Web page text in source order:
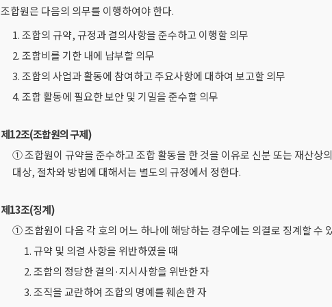
조합원은 다음의 의무를 이행하여야 한다.
1. 조합의 규약, 규정과 결의사항을 준수하고 이행할 의무
2. 조합비를 기한 내에 납부할 의무
3. 조합의 사업과 활동에 참여하고 주요사항에 대하여 보고할 의무
4. 조합 활동에 필요한 보안 및 기밀을 준수할 의무
제12조(조합원의 구제)
① 조합원이 규약을 준수하고 조합 활동을 한 것을 이유로 신분 또는 재산상
대상, 절차와 방법에 대해서는 별도의 규정에서 정한다.
제13조(징계)
① 조합원이 다음 각 호의 어느 하나에 해당하는 경우에는 의결로 징계할 수
1. 규약 및 의결 사항을 위반하였을 때
2. 조합의 정당한 결의·지시사항을 위반한 자
3. 조직을 교란하여 조합의 명예를 훼손한 자